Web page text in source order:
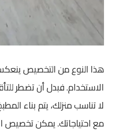
هذا النوع من التخصيص
الاستخدام. فبدل أن تضطر
لا تناسب منزلك، يتم بناء
مع احتياجاتك. يمكن تخصيص